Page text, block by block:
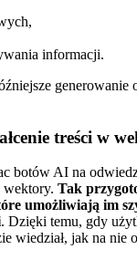
informacji.
generowanie
treści w
botów AI na
wektory. Tak
umożliwiają im
. Dzięki temu, gdy
wiedział, jak na nie